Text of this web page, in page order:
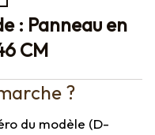
: Panneau en
CM
?
du modèle (D-